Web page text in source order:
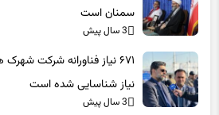
سمنان است
3 سال پیش
نیاز شناسایی شده است
3 سال پیش